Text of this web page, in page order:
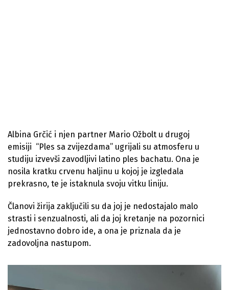
Albina Grčić i njen partner Mario Ožbolt u drugoj
emisiji “Ples sa zvijezdama” ugrijali su atmosferu u
studiju izvevši zavodljivi latino ples bachatu. Ona je
nosila kratku crvenu haljinu u kojoj je izgledala
prekrasno, te je istaknula svoju vitku liniju.
Članovi žirija zaključili su da joj je nedostajalo malo
strasti i senzualnosti, ali da joj kretanje na pozornici
jednostavno dobro ide, a ona je priznala da je
zadovoljna nastupom.